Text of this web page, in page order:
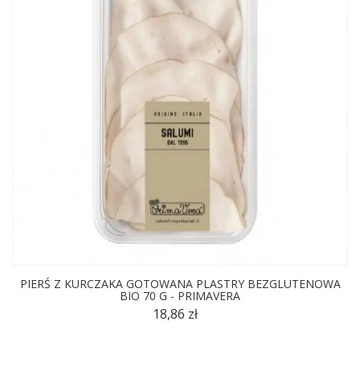
PIERŚ Z KURCZAKA GOTOWANA PLASTRY BEZGLUTENOWA
BIO 70 G - PRIMAVERA
18,86 zł